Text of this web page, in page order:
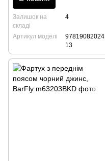
Залишок на
складі
4
Артикул моделі
97819082024
13